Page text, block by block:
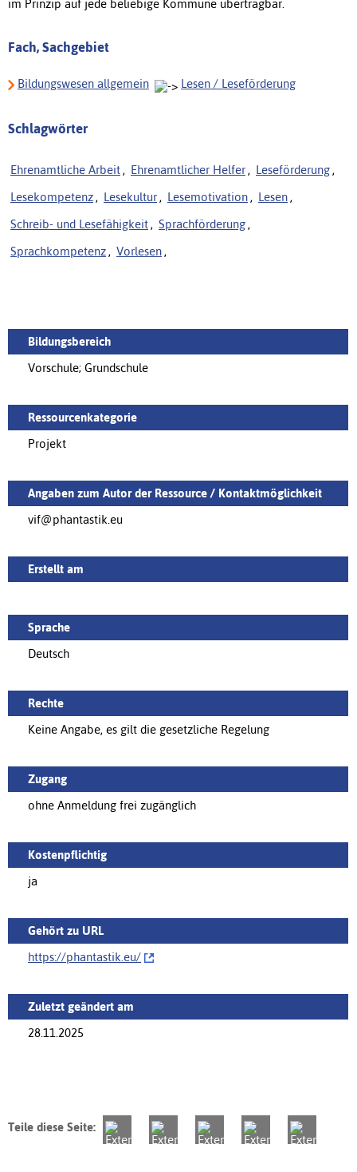
im Prinzip auf jede beliebige Kommune übertragbar.
Fach, Sachgebiet
Bildungswesen allgemein Lesen / Leseförderung
Schlagwörter
Ehrenamtliche Arbeit , Ehrenamtlicher Helfer , Leseförderung ,
Lesekompetenz , Lesekultur , Lesemotivation , Lesen ,
Schreib- und Lesefähigkeit , Sprachförderung ,
Sprachkompetenz , Vorlesen ,
Bildungsbereich
Vorschule; Grundschule
Ressourcenkategorie
Projekt
Angaben zum Autor der Ressource / Kontaktmöglichkeit
vif@phantastik.eu
Erstellt am
Sprache
Deutsch
Rechte
Keine Angabe, es gilt die gesetzliche Regelung
Zugang
ohne Anmeldung frei zugänglich
Kostenpflichtig
ja
Gehört zu URL
https://phantastik.eu/‌
Zuletzt geändert am
28.11.2025
Teile diese Seite: